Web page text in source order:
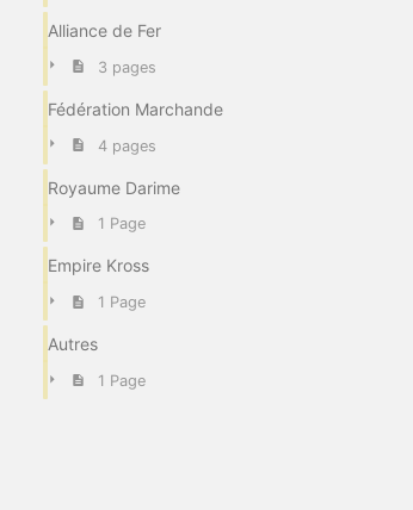
Alliance de Fer
3 pages
Fédération Marchande
4 pages
Royaume Darime
1 Page
Empire Kross
1 Page
Autres
1 Page